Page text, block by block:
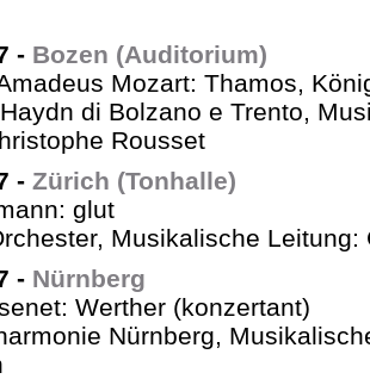
- Bozen (Auditorium)
Mozart: Thamos,
di Bolzano e Trento,
Rousset
- Zürich (Tonhalle)
glut
Musikalische Leitung:
- Nürnberg
Werther (konzertant)
Nürnberg,